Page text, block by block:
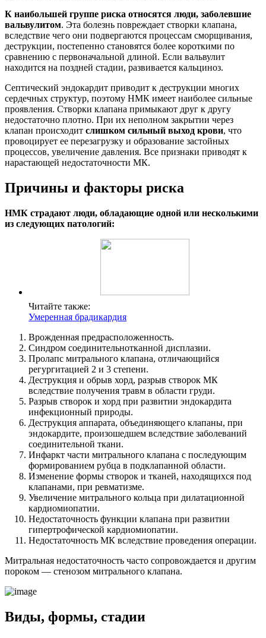
К наибольшей группе риска относятся люди, заболевшие
вальвулитом. Эта болезнь повреждает створки клапана,
вследствие чего они подвергаются процессам сморщивания,
деструкции, постепенно становятся более короткими по
сравнению с первоначальной длиной. Если вальвулит
находится на поздней стадии, развивается кальциноз.
Септический эндокардит приводит к деструкции многих
сердечных структур, поэтому НМК имеет наиболее сильные
проявления. Створки клапана примыкают друг к другу
недостаточно плотно. При их неполном закрытии через
клапан происходит слишком сильный выход крови, что
провоцирует ее перезагрузку и образование застойных
процессов, увеличение давления. Все признаки приводят к
нарастающей недостаточности МК.
Причины и факторы риска
НМК страдают люди, обладающие одной или несколькими
из следующих патологий:
Читайте также:
Умеренная брадикардия
Врожденная предрасположенность.
Синдром соединительнотканной дисплазии.
Пролапс митрального клапана, отличающийся
регургитацией 2 и 3 степени.
Деструкция и обрыв хорд, разрыв створок МК
вследствие получения травм в области груди.
Разрыв створок и хорд при развитии эндокардита
инфекционный природы.
Деструкция аппарата, объединяющего клапаны, при
эндокардите, произошедшем вследствие заболеваний
соединительной ткани.
Инфаркт части митрального клапана с последующим
формированием рубца в подклапанной области.
Изменение формы створок и тканей, находящихся под
клапанами, при ревматизме.
Увеличение митрального кольца при дилатационной
кардиомиопатии.
Недостаточность функции клапана при развитии
гипертрофической кардиомиопатии.
Недостаточность МК вследствие проведения операции.
Митральная недостаточность часто сопровождается и другим
пороком — стенозом митрального клапана.
Виды, формы, стадии